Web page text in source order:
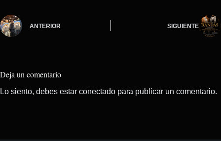
ANTERIOR SIGUIENTE
Deja un comentario
Lo siento, debes estar conectado para publicar un comentario.